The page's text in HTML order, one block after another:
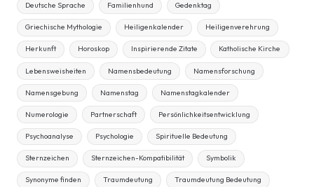
Deutsche Sprache Familienhund Gedenktag
Griechische Mythologie Heiligenkalender Heiligenverehrung
Herkunft Horoskop Inspirierende Zitate Katholische Kirche
Lebensweisheiten Namensbedeutung Namensforschung
Namensgebung Namenstag Namenstagkalender
Numerologie Partnerschaft Persönlichkeitsentwicklung
Psychoanalyse Psychologie Spirituelle Bedeutung
Sternzeichen Sternzeichen-Kompatibilität Symbolik
Synonyme finden Traumdeutung Traumdeutung Bedeutung